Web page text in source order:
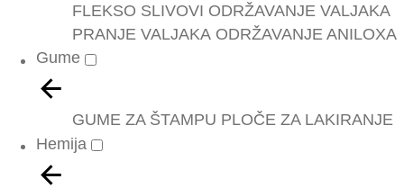
FLEKSO SLIVOVI ODRŽAVANJE VALJAKA
PRANJE VALJAKA ODRŽAVANJE ANILOXA
Gume
GUME ZA ŠTAMPU PLOČE ZA LAKIRANJE
Hemija